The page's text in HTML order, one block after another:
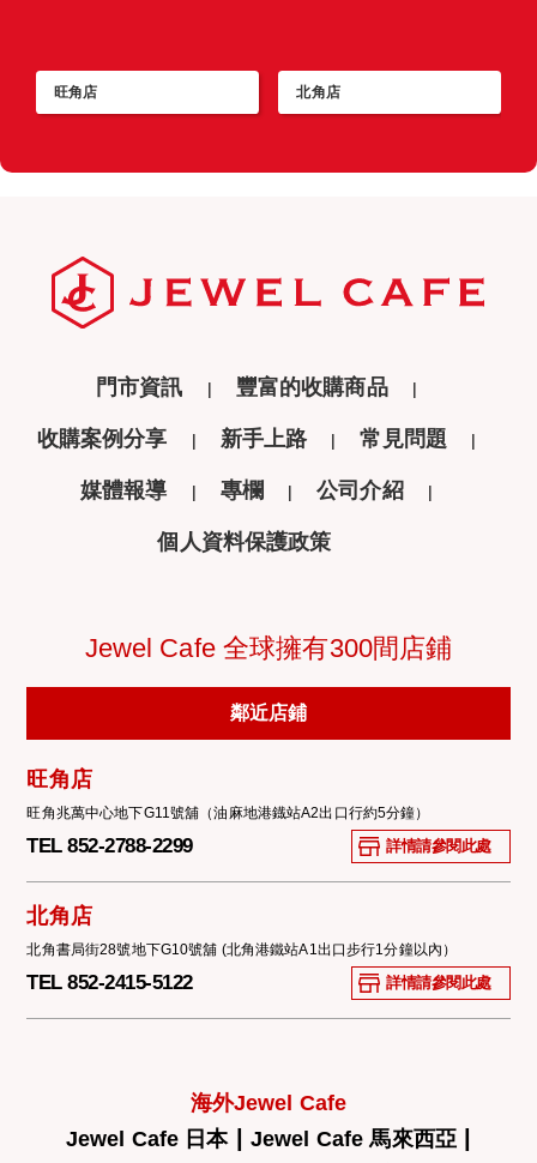
旺角店 北角店
門市資訊 豐富的收購商品
收購案例分享 新手上路 常見問題
媒體報導 專欄 公司介紹
個人資料保護政策
Jewel Cafe 全球擁有300間店鋪
鄰近店鋪
旺角店
旺角兆萬中心地下G11號舖（油麻地港鐡站A2出口行約5分鐘）
TEL 852-2788-2299 詳情請參閱此處
北角店
北角書局街28號地下G10號舖 (北角港鐵站A1出口步行1分鐘以內）
TEL 852-2415-5122 詳情請參閱此處
海外Jewel Cafe
Jewel Cafe 日本| Jewel Cafe 馬來西亞 |